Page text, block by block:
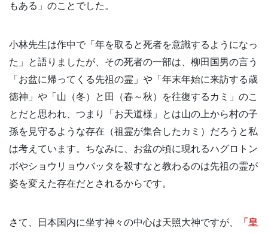
もある」のことでした。
小林先生は作中で「年を取ると死者を意識するようになっ
た」と語りましたが、その死者の一部は、柳田国男の言う
「お盆に帰ってくる先祖の霊」や「年末年始に来訪する歳
徳神」や「山（冬）と田（春～秋）を往復するカミ」のこ
とだと思われ、つまり「お天道様」とは山の上から村の子
孫を見守るような存在（祖霊が集合したカミ）だろうと私
は考えています。ちなみに、お盆の頃に現れるハグロトン
ボやショウリョウバッタを殺すなと教わるのは先祖の霊が
姿を変えた存在だとされるからです。
さて、日本国内に坐す神々の中心は天照大神ですが、
「皇